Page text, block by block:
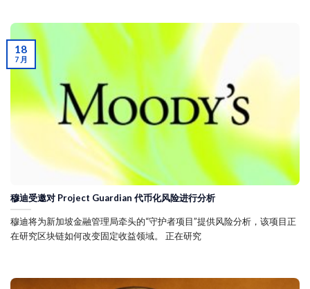
穆迪受邀对 Project Guardian 代币化风险进行分析
穆迪将为新加坡金融管理局牵头的“守护者项目”提供风险分析，该项目正
在研究区块链如何改变固定收益领域。 正在研究
18
7 月